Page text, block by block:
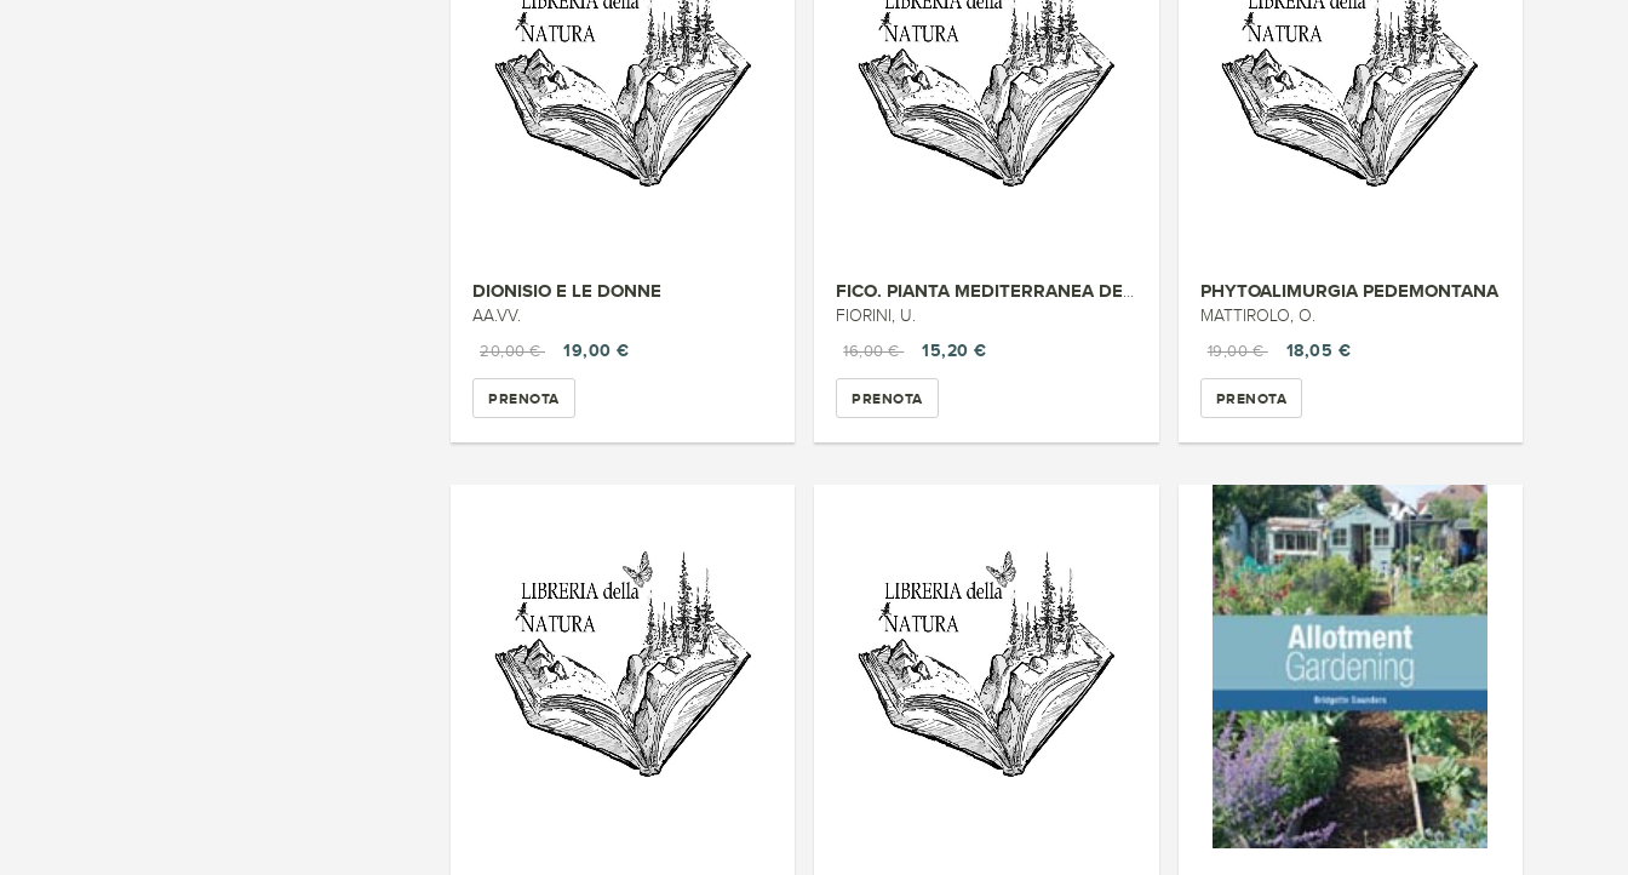
DIONISIO E LE DONNE
AA.VV.
20,00 €
19,00 €
PRENOTA
FICO. PIANTA MEDITERRANEA DELL...
FIORINI, U.
16,00 €
15,20 €
PRENOTA
PHYTOALIMURGIA PEDEMONTANA
MATTIROLO, O.
19,00 €
18,05 €
PRENOTA